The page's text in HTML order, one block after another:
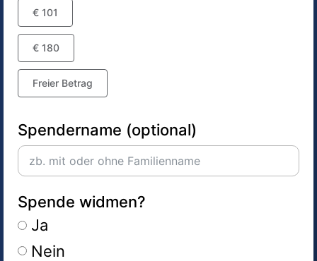
€ 101
€ 180
Freier Betrag
Spendername (optional)
Spende widmen?
Ja
Nein